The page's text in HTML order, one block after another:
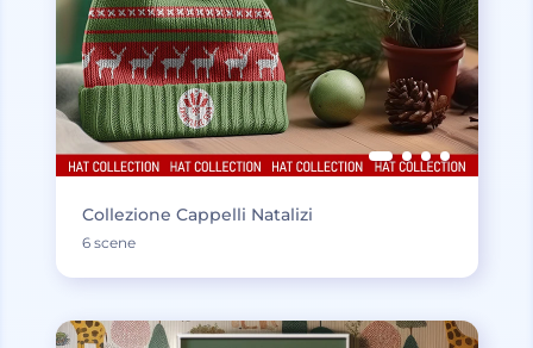
Collezione Cappelli Natalizi
6 scene